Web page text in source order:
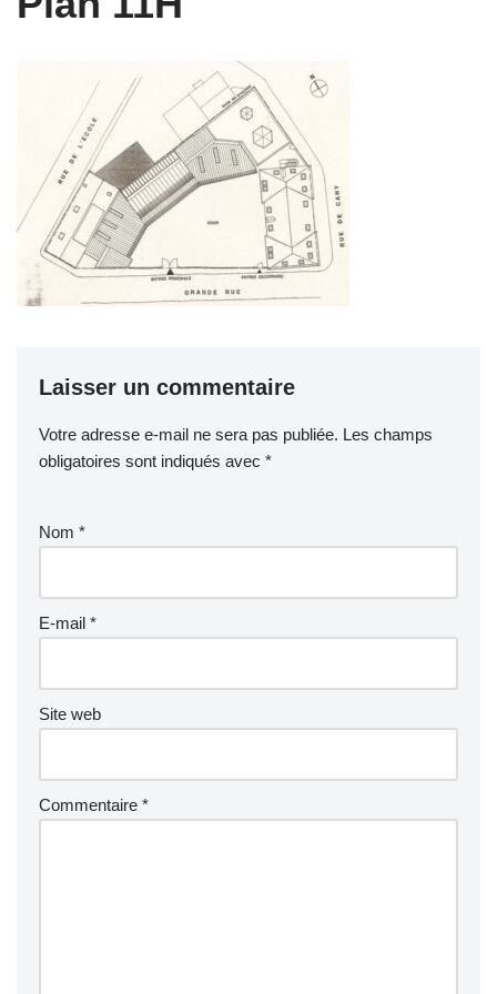
Laisser un commentaire
Votre adresse e-mail ne sera pas publiée. Les champs
obligatoires sont indiqués avec *
Nom *
E-mail *
Site web
Commentaire *